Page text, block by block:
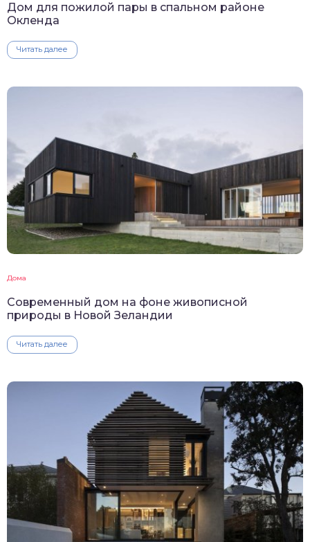
Дом для пожилой пары в спальном районе
Окленда
Читать далее
Дома
Современный дом на фоне живописной
природы в Новой Зеландии
Читать далее